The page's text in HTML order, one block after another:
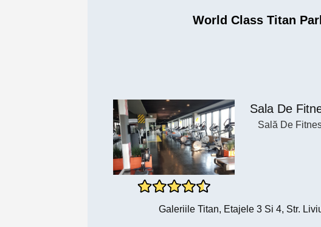
World Class Titan
Sala De
Sală De
Galeriile Titan, Etajele 3 Si 4, Str.